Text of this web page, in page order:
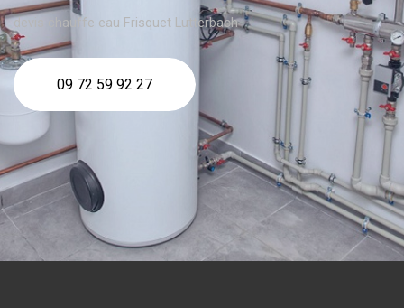
devis chauffe eau Frisquet Lutterbach
09 72 59 92 27